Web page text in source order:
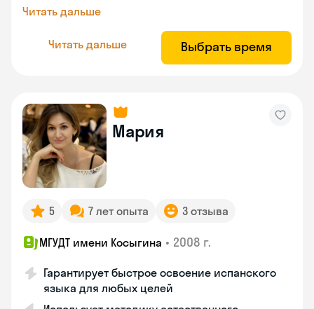
Читать дальше
Читать дальше Выбрать время
Мария
5 7 лет опыта 3 отзыва
МГУДТ имени Косыгина • 2008 г.
Гарантирует быстрое освоение испанского
языка для любых целей